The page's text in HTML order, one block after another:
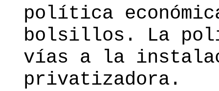
política
bolsillos. La
vías a la
privatizadora.